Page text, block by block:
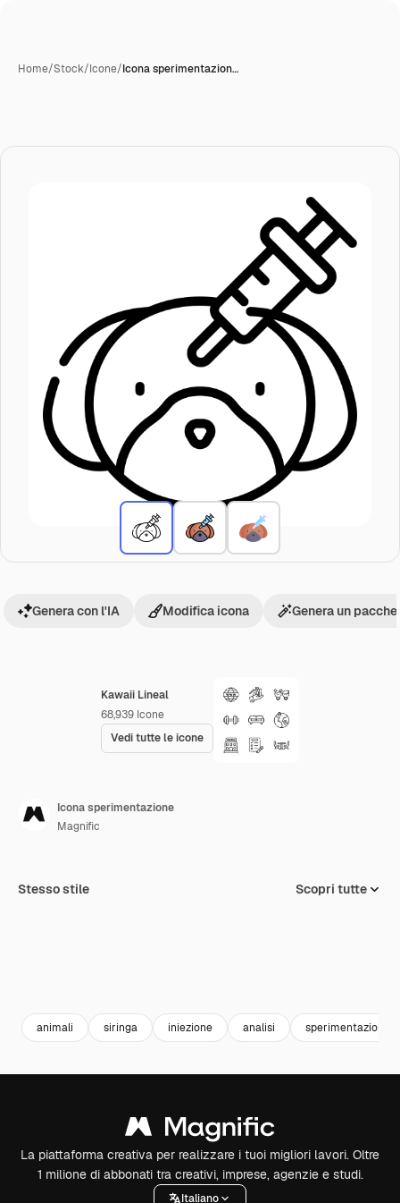
Home/Stock/Icone/Icona sperimentazion…
Kawaii Lineal
68,939 Icone
Vedi tutte le icone
Genera con l'IA Modifica icona Genera un
Icona sperimentazione
Magnific
Stesso stile Scopri tutte
animali siringa iniezione analisi sperimentazione
La piattaforma creativa per realizzare i tuoi migliori lavori. Oltre
1 milione di abbonati tra creativi, imprese, agenzie e studi.
Italiano